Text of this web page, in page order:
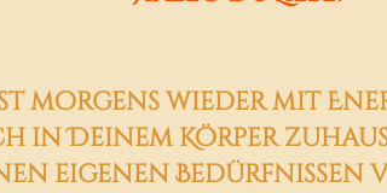
morgens wieder mit
in Deinem Körper
eigenen Bedürfnissen